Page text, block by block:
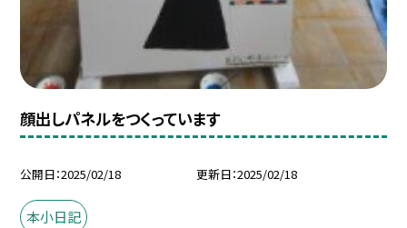
顔出しパネルをつくっています
公開日 2025/02/18 更新日 2025/02/18
本小日記